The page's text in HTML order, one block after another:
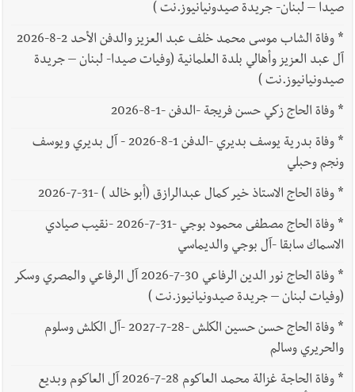
صيدا – لبنان- جريدة صيدونيانيوز.نت )
*
وفاة الشاب موسى محمد خلف عبد العزيز والدفن الأحد 2-8-2026
آل عبد العزيز وأهالي بلدة العلمانية (وفيات صيدا- لبنان – جريدة
صيدونيانيوز.نت )
*وفاة الحاج زكي حسن فريجة -الدفن -1-8-2026
*
وفاة بدرية يوسف بديري -الدفن 1-8-2026 - آل بديري ويوسف
ونجم وحبلي
*وفاة الحاج الاستاذ خير كمال عبدالرازق (أبو خالد ) -31-7-2026
*
وفاة الحاج مصطفى محمود بوجي -31-7-2026 -نقيب صيادي
الاسماك سابقا -آل بوجي والديماسي
*
وفاة الحاج نور الدين الرفاعي 30-7-2026 آل الرفاعي والمصري وسكر
(وفيات لبنان – جريدة صيدونيانيوز.نت )
*
وفاة الحاج حسن حسين الكلش -28-7-2027 -آل الكلش وسلوم
والحريري وسالم
*
وفاة الحاجة غزالة محمد العاكوم 28-7-2026 آل العاكوم وبديع